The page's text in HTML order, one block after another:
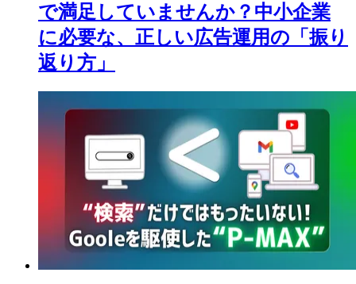
で満足していませんか？中小企業
に必要な、正しい広告運用の「振り
返り方」